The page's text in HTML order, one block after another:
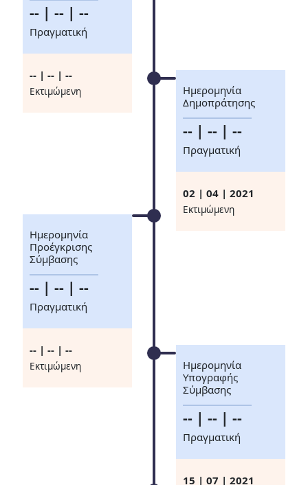
-- | -- | --
Πραγματική
-- | -- | --
Eκτιμώμενη
Ημερομηνία
Δημοπράτησης
-- | -- | --
Πραγματική
02 | 04 | 2021
Eκτιμώμενη
Ημερομηνία
Προέγκρισης
Σύμβασης
-- | -- | --
Πραγματική
-- | -- | --
Eκτιμώμενη
Ημερομηνία
Υπογραφής
Σύμβασης
-- | -- | --
Πραγματική
15 | 07 | 2021